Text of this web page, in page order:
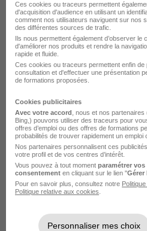
Ingénieur - Ingénieure
Industriel H/F
Artelia
Saint-Nazaire - 44 CDI
Voir l’offre
Ces cookies ou traceurs permettent
d'acquisition d'audience en utilisant un
comment nos utilisateurs naviguent sur nos
des différentes sources de trafic.
Ils nous permettent également d’observer
d'améliorer nos produits et rendre la
rapide et fluide.
Ces cookies ou traceurs permettent enfin
consultation et d'effectuer une présentation
de formations proposées.
Cookies publicitaires
Avec votre accord , nous et nos partenaires
Bing,) pouvons utiliser des traceurs pour
offres d’emploi ou des offres de formations
probabilités de trouver rapidement un emploi
Nos partenaires personnalisent ces
votre profil et de vos centres d’intérêt.
Vous pouvez à tout moment paramétrer
consentement en cliquant sur le lien "Gérer
Pour en savoir plus, consultez notre
Politique relative aux cookies
Personnaliser mes choix